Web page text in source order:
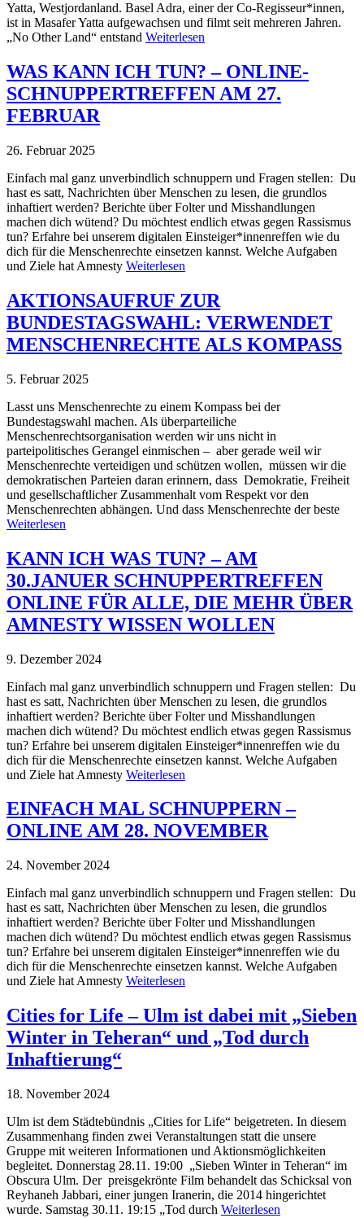
Yatta, Westjordanland. Basel Adra, einer der Co-Regisseur*innen,
ist in Masafer Yatta aufgewachsen und filmt seit mehreren Jahren.
„No Other Land“ entstand Weiterlesen
WAS KANN ICH TUN? – ONLINE-
SCHNUPPERTREFFEN AM 27.
FEBRUAR
26. Februar 2025
Einfach mal ganz unverbindlich schnuppern und Fragen stellen: Du
hast es satt, Nachrichten über Menschen zu lesen, die grundlos
inhaftiert werden? Berichte über Folter und Misshandlungen
machen dich wütend? Du möchtest endlich etwas gegen Rassismus
tun? Erfahre bei unserem digitalen Einsteiger*innenreffen wie du
dich für die Menschenrechte einsetzen kannst. Welche Aufgaben
und Ziele hat Amnesty Weiterlesen
AKTIONSAUFRUF ZUR
BUNDESTAGSWAHL: VERWENDET
MENSCHENRECHTE ALS KOMPASS
5. Februar 2025
Lasst uns Menschenrechte zu einem Kompass bei der
Bundestagswahl machen. Als überparteiliche
Menschenrechtsorganisation werden wir uns nicht in
parteipolitisches Gerangel einmischen – aber gerade weil wir
Menschenrechte verteidigen und schützen wollen, müssen wir die
demokratischen Parteien daran erinnern, dass Demokratie, Freiheit
und gesellschaftlicher Zusammenhalt vom Respekt vor den
Menschenrechten abhängen. Und dass Menschenrechte der beste
Weiterlesen
KANN ICH WAS TUN? – AM
30.JANUER SCHNUPPERTREFFEN
ONLINE FÜR ALLE, DIE MEHR ÜBER
AMNESTY WISSEN WOLLEN
9. Dezember 2024
Einfach mal ganz unverbindlich schnuppern und Fragen stellen: Du
hast es satt, Nachrichten über Menschen zu lesen, die grundlos
inhaftiert werden? Berichte über Folter und Misshandlungen
machen dich wütend? Du möchtest endlich etwas gegen Rassismus
tun? Erfahre bei unserem digitalen Einsteiger*innenreffen wie du
dich für die Menschenrechte einsetzen kannst. Welche Aufgaben
und Ziele hat Amnesty Weiterlesen
EINFACH MAL SCHNUPPERN –
ONLINE AM 28. NOVEMBER
24. November 2024
Einfach mal ganz unverbindlich schnuppern und Fragen stellen: Du
hast es satt, Nachrichten über Menschen zu lesen, die grundlos
inhaftiert werden? Berichte über Folter und Misshandlungen
machen dich wütend? Du möchtest endlich etwas gegen Rassismus
tun? Erfahre bei unserem digitalen Einsteiger*innenreffen wie du
dich für die Menschenrechte einsetzen kannst. Welche Aufgaben
und Ziele hat Amnesty Weiterlesen
Cities for Life – Ulm ist dabei mit „Sieben
Winter in Teheran“ und „Tod durch
Inhaftierung“
18. November 2024
Ulm ist dem Städtebündnis „Cities for Life“ beigetreten. In diesem
Zusammenhang finden zwei Veranstaltungen statt die unsere
Gruppe mit weiteren Informationen und Aktionsmöglichkeiten
begleitet. Donnerstag 28.11. 19:00 „Sieben Winter in Teheran“ im
Obscura Ulm. Der preisgekrönte Film behandelt das Schicksal von
Reyhaneh Jabbari, einer jungen Iranerin, die 2014 hingerichtet
wurde. Samstag 30.11. 19:15 „Tod durch Weiterlesen